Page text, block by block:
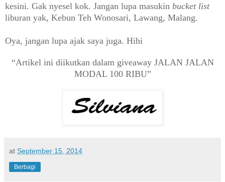
kesini. Gak nyesel kok. Jangan lupa masukin bucket list
liburan yak, Kebun Teh Wonosari, Lawang, Malang.
Oya, jangan lupa ajak saya juga. Hihi
“Artikel ini diikutkan dalam giveaway JALAN JALAN
MODAL 100 RIBU”
at September 15, 2014
Berbagi